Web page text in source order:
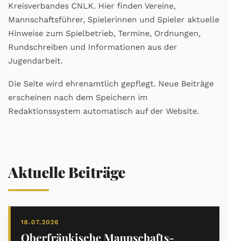
Kreisverbandes CNLK. Hier finden Vereine,
Mannschaftsführer, Spielerinnen und Spieler aktuelle
Hinweise zum Spielbetrieb, Termine, Ordnungen,
Rundschreiben und Informationen aus der
Jugendarbeit.
Die Seite wird ehrenamtlich gepflegt. Neue Beiträge
erscheinen nach dem Speichern im
Redaktionssystem automatisch auf der Website.
Aktuelle Beiträge
18.07.2026
Oberfränkische Mannschafts-